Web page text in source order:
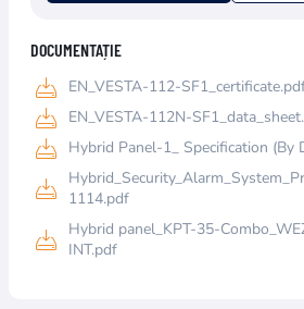
DOCUMENTAȚIE
EN_VESTA-112-
EN_VESTA-112N-
Hybrid Panel-1_ Specification (By
1114.pdf
Hybrid panel_KPT-35-
INT.pdf